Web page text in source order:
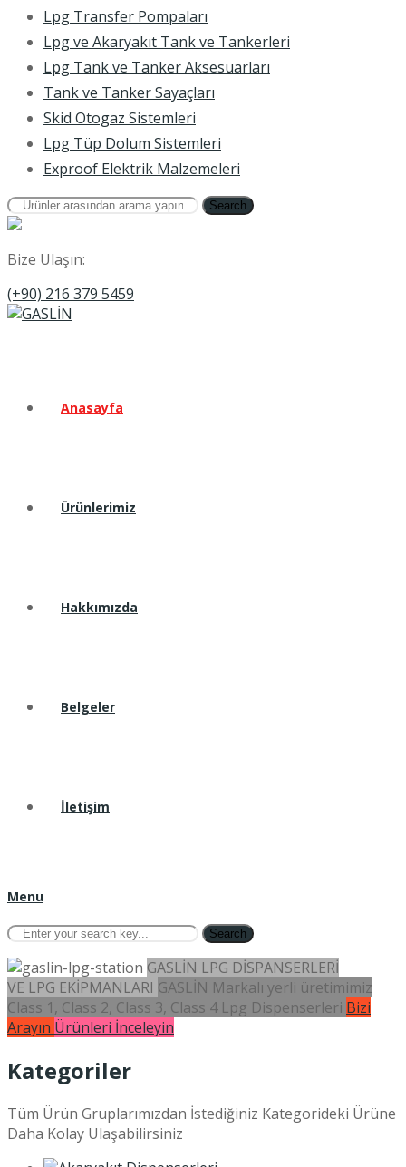
Lpg Transfer Pompaları
Lpg ve Akaryakıt Tank ve Tankerleri
Lpg Tank ve Tanker Aksesuarları
Tank ve Tanker Sayaçları
Skid Otogaz Sistemleri
Lpg Tüp Dolum Sistemleri
Exproof Elektrik Malzemeleri
Search
Bize Ulaşın:
(+90) 216 379 5459
Anasayfa
Ürünlerimiz
Hakkımızda
Belgeler
İletişim
Menu
Search
GASLİN LPG DİSPANSERLERİ
VE LPG EKİPMANLARI GASLİN Markalı yerli üretimimiz
Class 1, Class 2, Class 3, Class 4 Lpg Dispenserleri Bizi
Arayın Ürünleri İnceleyin
Kategoriler
Tüm Ürün Gruplarımızdan İstediğiniz Kategorideki Ürüne
Daha Kolay Ulaşabilirsiniz